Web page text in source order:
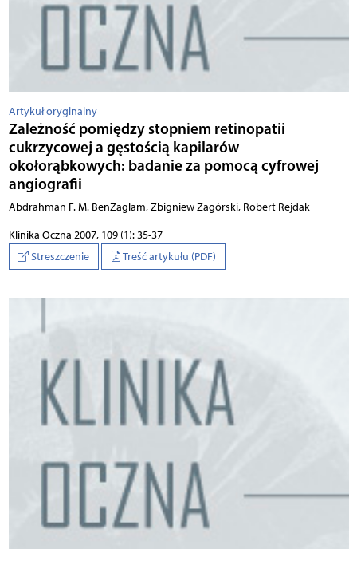
Artykuł oryginalny
Zależność pomiędzy stopniem retinopatii
cukrzycowej a gęstością kapilarów
okołorąbkowych: badanie za pomocą cyfrowej
angiografii
Abdrahman F. M. BenZaglam, Zbigniew Zagórski, Robert Rejdak
Klinika Oczna 2007, 109 (1): 35-37
Streszczenie
Treść artykułu (PDF)